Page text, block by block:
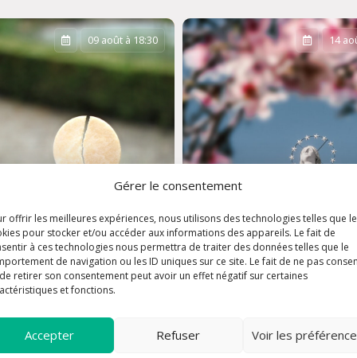
Gérer le consentement
offrir les meilleures expériences, nous utilisons des technologies telles que
pour stocker et/ou accéder aux informations des appareils. Le fait de
à ces technologies nous permettra de traiter des données telles que le
de navigation ou les ID uniques sur ce site. Le fait de ne pas
retirer son consentement peut avoir un effet négatif sur certaines
et fonctions.
Accepter Refuser Voir les
dominicale
09 août à 18:30
Assomption de la
Vierge Marie
14